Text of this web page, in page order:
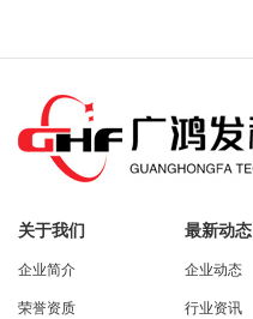
关于我们
企业简介
荣誉资质
最新动态
企业动态
行业资讯